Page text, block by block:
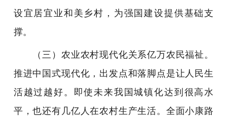
设宜居宜业和美乡村，为强国建设提供基础支
撑。
（三）农业农村现代化关系亿万农民福祉。
推进中国式现代化，出发点和落脚点是让人民生
活越过越好。即使未来我国城镇化达到很高水
平，也还有几亿人在农村生产生活。全面小康路